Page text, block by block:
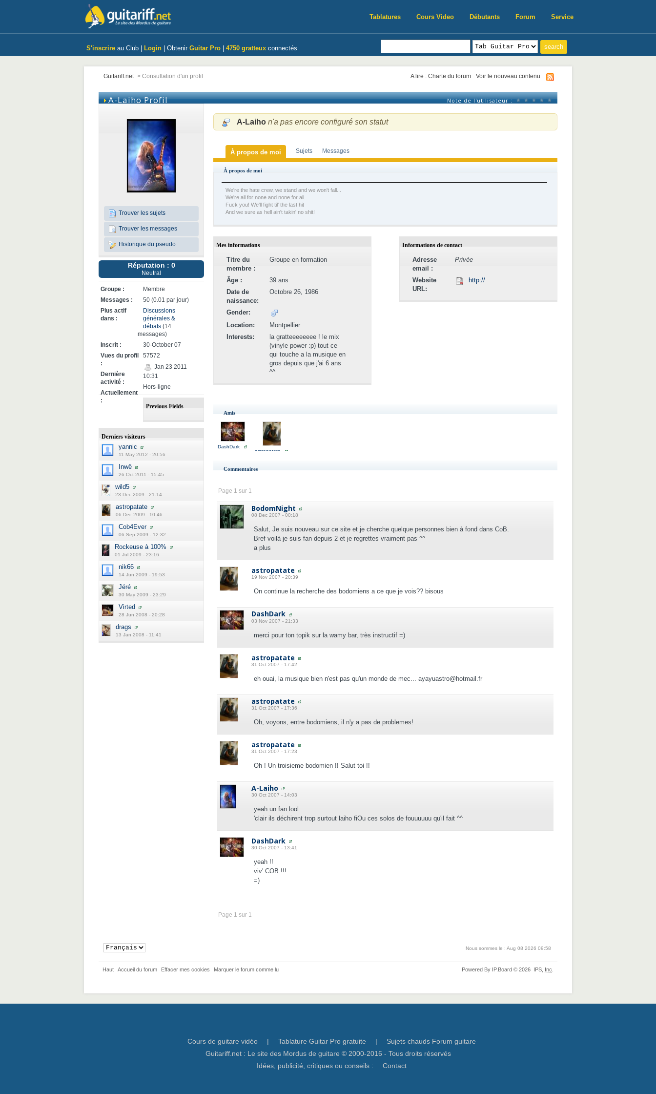
Tablatures Cours Video Débutants Forum Service
S'inscrire au Club | Login | Obtenir Guitar Pro 4750 gratteux connectés
Guitariff.net > Consultation d'un profil A lire : Charte du forum Voir le nouveau contenu
A-LaihoProfil Note de l'utilisateur :
Trouver les sujets
Trouver les messages
Historique du pseudo
Réputation : 0
Neutral
Groupe :
Membre
Messages :
50 (0.01 par jour)
Plus actif
dans :
Discussions
générales &
débats(14
messages)
Inscrit :
30-October 07
Vues du profil
:
57572
Dernière
activité :
Jan 23 2011
10:31
Actuellement
:
Hors-ligne
Previous Fields
Derniers visiteurs
yannic
11 May 2012 - 20:56
Inwë
26 Oct 2011 - 15:45
wild5
23 Dec 2009 - 21:14
astropatate
06 Dec 2009 - 10:46
Cob4Ever
06 Sep 2009 - 12:32
Rockeuse à 100%
01 Jul 2009 - 23:16
nik66
14 Jun 2009 - 19:53
Jéré
30 May 2009 - 23:29
Virted
28 Jun 2008 - 20:28
drags
13 Jan 2008 - 11:41
A-Laiho n'a pas encore configuré son statut
À propos de moi Sujets Messages
À propos de moi
We're the hate crew, we stand and we won't fall...
We're all for none and none for all.
Fuck you! We'll fight til' the last hit
And we sure as hell ain't takin' no shit!
Mes informations
Titre du
membre :
Groupe en formation
Âge :
39 ans
Date de
naissance:
Octobre 26, 1986
Gender:
Location:
Montpellier
Interests:
la gratteeeeeeee ! le mix
(vinyle power :p) tout ce
qui touche a la musique en
gros depuis que j'ai 6 ans
^^
Informations de contact
Adresse
email :
Privée
Website
URL:
http://
Amis
DashDark
astropatate
Commentaires
Page 1 sur 1
BodomNight
08 Dec 2007 - 00:18
Salut, Je suis nouveau sur ce site et je cherche quelque personnes bien à fond dans CoB.
Bref voilà je suis fan depuis 2 et je regrettes vraiment pas ^^
a plus
astropatate
19 Nov 2007 - 20:39
On continue la recherche des bodomiens a ce que je vois?? bisous
DashDark
03 Nov 2007 - 21:33
merci pour ton topik sur la wamy bar, très instructif =)
astropatate
31 Oct 2007 - 17:42
eh ouai, la musique bien n'est pas qu'un monde de mec... ayayuastro@hotmail.fr
astropatate
31 Oct 2007 - 17:36
Oh, voyons, entre bodomiens, il n'y a pas de problemes!
astropatate
31 Oct 2007 - 17:23
Oh ! Un troisieme bodomien !! Salut toi !!
A-Laiho
30 Oct 2007 - 14:03
yeah un fan lool
'clair ils déchirent trop surtout laiho fiOu ces solos de fouuuuuu qu'il fait ^^
DashDark
30 Oct 2007 - 13:41
yeah !!
viv' COB !!!
=)
Page 1 sur 1
Nous sommes le : Aug 08 2026 09:58
Haut Accueil du forum Effacer mes cookies Marquer le forum comme lu Powered By IP.Board © 2026 IPS, Inc
Cours de guitare vidéo | Tablature Guitar Pro gratuite |
Sujets chauds Forum guitare
Guitariff.net : Le site des Mordus de guitare © 2000-2016 - Tous droits réservés
Idées, publicité, critiques ou conseils :
Contact